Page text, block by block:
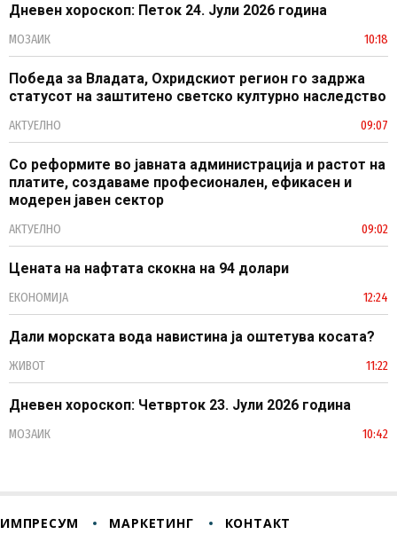
Дневен хороскоп: Петок 24. Јули 2026 година
МОЗАИК 10:18
Победа за Владата, Охридскиот регион го задржа
статусот на заштитено светско културно наследство
АКТУЕЛНО 09:07
Со реформите во јавната администрација и растот на
платите, создаваме професионален, ефикасен и
модерен јавен сектор
АКТУЕЛНО 09:02
Цената на нафтата скокна на 94 долари
ЕКОНОМИЈА 12:24
Дали морската вода навистина ја оштетува косата?
ЖИВОТ 11:22
Дневен хороскоп: Четврток 23. Јули 2026 година
МОЗАИК 10:42
ИМПРЕСУМ МАРКЕТИНГ КОНТАКТ